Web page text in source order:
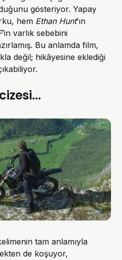
gösteriyor. Yapay
hem Ethan Hunt’ın
’in varlık sebebini
Bu anlamda film,
değil; hikâyesine eklediği
tam anlamıyla
de koşuyor,